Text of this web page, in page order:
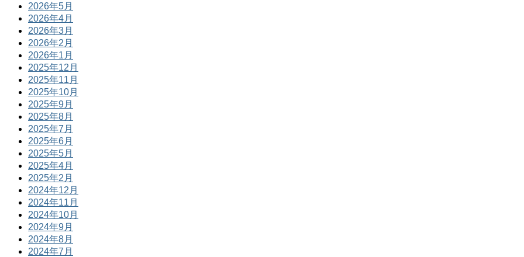
2026年5月
2026年4月
2026年3月
2026年2月
2026年1月
2025年12月
2025年11月
2025年10月
2025年9月
2025年8月
2025年7月
2025年6月
2025年5月
2025年4月
2025年2月
2024年12月
2024年11月
2024年10月
2024年9月
2024年8月
2024年7月